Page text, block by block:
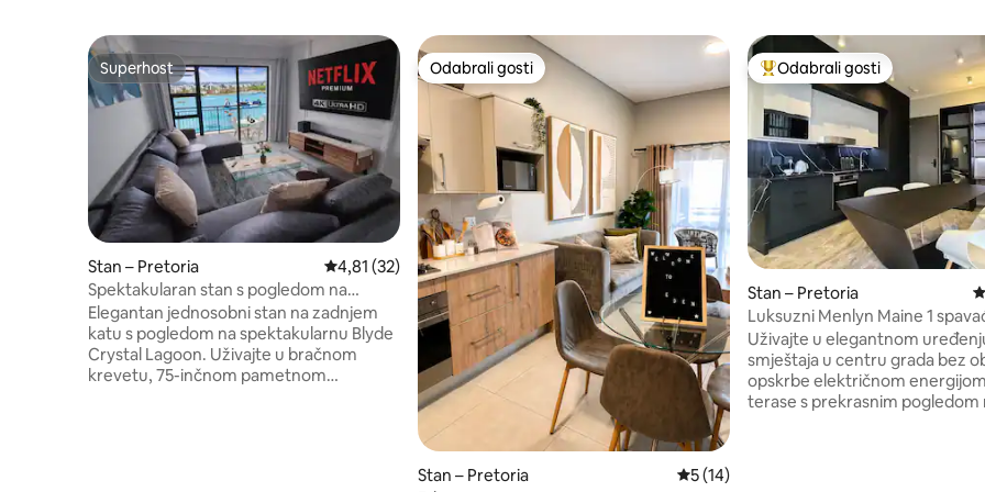
Superhost
Superhost
Stan – Pretoria Prosječna ocjena: 4,81/5, recenzija: 32
4,81 (32)
Spektakularan stan s pogledom na
lagunu – The Blyde
Elegantan jednosobni stan na zadnjem
katu s pogledom na spektakularnu Blyde
Crystal Lagoon. Uživajte u bračnom
krevetu, 75-inčnom pametnom
Odabrali gosti
Odabrali gosti
Stan – Pretoria Prosječna ocjena: 5/5, recenzija: 14
5 (14)
Među najviše rangiranima s
Odabrali gosti
Stan – Pretoria
Luksuzni Menlyn Maine 1
12. katu
Uživajte u elegantnom
smještaja u centru grada bez
opskrbe električnom
terase s prekrasnim pogledom